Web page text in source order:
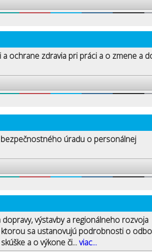
ochrane zdravia pri práci a o zmene a
úradu o personálnej
dopravy, výstavby a regionálneho rozvoja
ktorou sa ustanovujú podrobnosti o
a o výkone či...viac...